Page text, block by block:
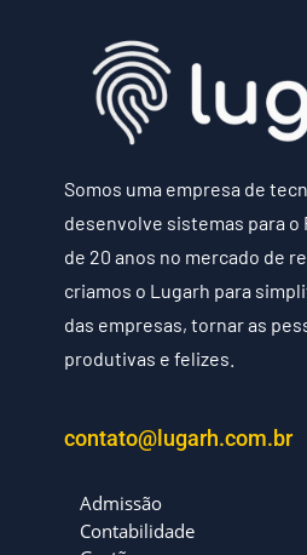
Somos uma empresa de
desenvolve sistemas para o
de 20 anos no mercado de
criamos o Lugarh para
das empresas, tornar as
produtivas e felizes.
contato@lugarh.com.br
Admissão
Contabilidade